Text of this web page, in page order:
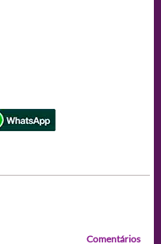
Comentários